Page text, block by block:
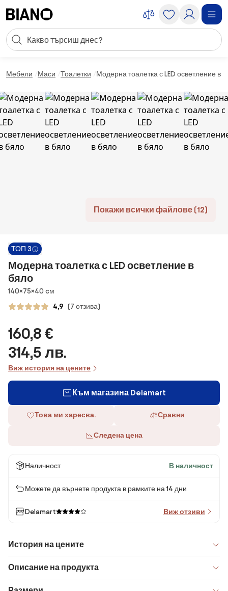
Търсене
Мебели Маси Тоалетки Модерна тоалетка с LED осветление в
Покажи всички файлове (12)
ТОП 3
Модерна тоалетка с LED осветление в
бяло
Размери
140×75×40 cм
4,9 (7 отзива)
160,8 €
314,5 лв.
Виж история на цените
Към магазина Delamart
Това ми харесва. Сравни
Следена цена
Наличност В наличност
Можете да върнете продукта в рамките на 14 дни
Delamart Виж отзиви
История на цените
Описание на продукта